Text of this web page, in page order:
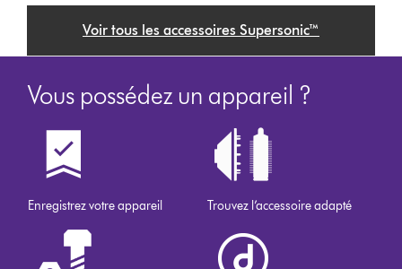
Voir tous les accessoires Supersonic™
Vous possédez un appareil ?
Enregistrez votre appareil Trouvez l’accessoire adapté